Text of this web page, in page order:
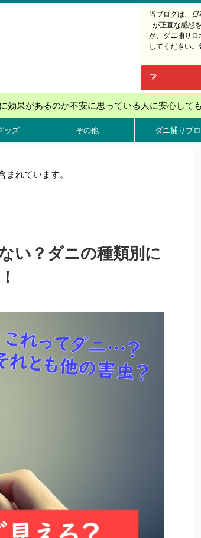
当ブログは、 日
が正直な感想
が、ダニ捕りロ
してください
効果があるのか不安に思っている人に安心して
ッズ その他 ダニ捕りブ
れています。
い？ダニの種類別に